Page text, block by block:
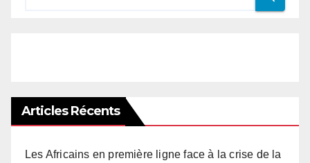
Articles Récents
Les Africains en première ligne face à la crise de la